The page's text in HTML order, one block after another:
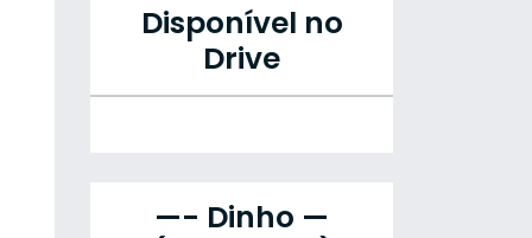
Disponível no
Drive
—- Dinho —